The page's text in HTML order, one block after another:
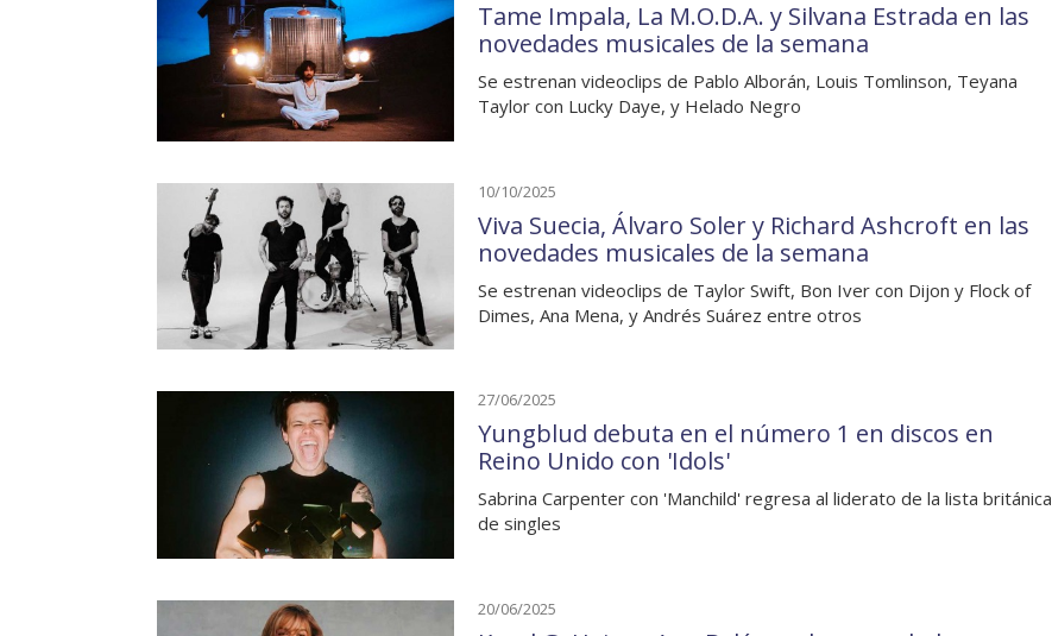
Tame Impala, La M.O.D.A. y Silvana Estrada en las
novedades musicales de la semana
Se estrenan videoclips de Pablo Alborán, Louis Tomlinson, Teyana
Taylor con Lucky Daye, y Helado Negro
10/10/2025
Viva Suecia, Álvaro Soler y Richard Ashcroft en las
novedades musicales de la semana
Se estrenan videoclips de Taylor Swift, Bon Iver con Dijon y Flock of
Dimes, Ana Mena, y Andrés Suárez entre otros
27/06/2025
Yungblud debuta en el número 1 en discos en
Reino Unido con 'Idols'
Sabrina Carpenter con 'Manchild' regresa al liderato de la lista británica
de singles
20/06/2025